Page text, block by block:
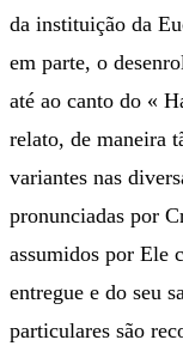
da instituição da
em parte, o
até ao canto do «
relato, de maneira
variantes nas
pronunciadas por
assumidos por Ele
entregue e do seu
particulares são